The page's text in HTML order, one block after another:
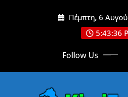
Πέμπτη, 6
5:43:38
Follow Us